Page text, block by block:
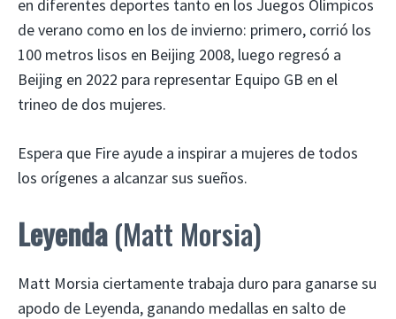
en diferentes deportes tanto en los Juegos Olímpicos
de verano como en los de invierno: primero, corrió los
100 metros lisos en Beijing 2008, luego regresó a
Beijing en 2022 para representar Equipo GB en el
trineo de dos mujeres.
Espera que Fire ayude a inspirar a mujeres de todos
los orígenes a alcanzar sus sueños.
Leyenda(Matt Morsia)
Matt Morsia ciertamente trabaja duro para ganarse su
apodo de Leyenda, ganando medallas en salto de